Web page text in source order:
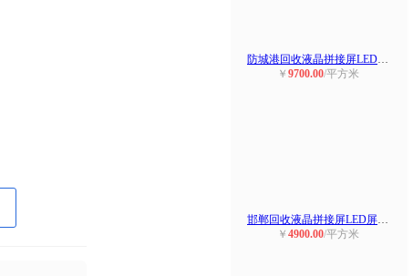
防城港回收液晶拼接屏LED屏防城港回
￥ 9700.00/平方米
邯郸回收液晶拼接屏LED屏邯郸地区回
￥ 4900.00/平方米